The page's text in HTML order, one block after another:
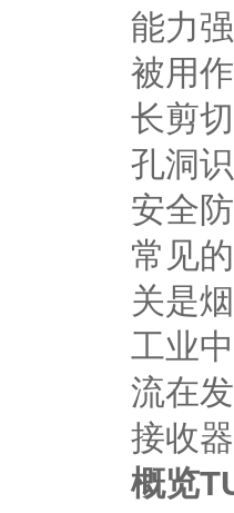
能力
被用
长剪
孔洞
安全
常见
关是
工业
流在
接收
概览